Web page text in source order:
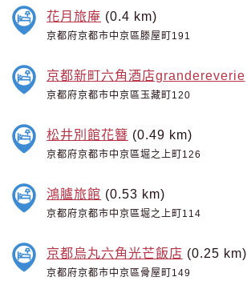
花月旅庵 (0.4 km)
京都府京都市中京區滕屋町191
京都新町六角酒店grandereverie
京都府京都市中京區玉藏町120
松井別館花簪 (0.49 km)
京都府京都市中京區堀之上町126
鴻臚旅館 (0.53 km)
京都府京都市中京區堀之上町114
京都烏丸六角光芒飯店 (0.25 km)
京都府京都市中京區骨屋町149